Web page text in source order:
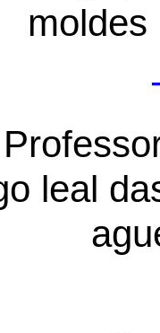
leal